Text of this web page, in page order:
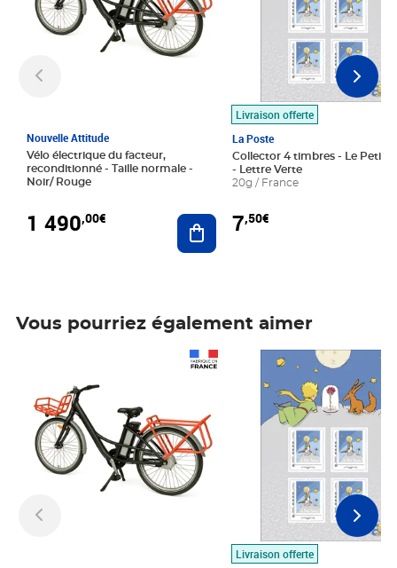
Nouvelle Attitude
Vélo électrique du facteur,
reconditionné - Taille normale -
Noir/ Rouge
1 490,00€ Ajouter au panier
Livraison offerte
La Poste
Collector 4 timbres - Le Petit
- Lettre Verte
20g / France
7,50€
Vous pourriez également aimer
Livraison offerte
Prix 7,50€